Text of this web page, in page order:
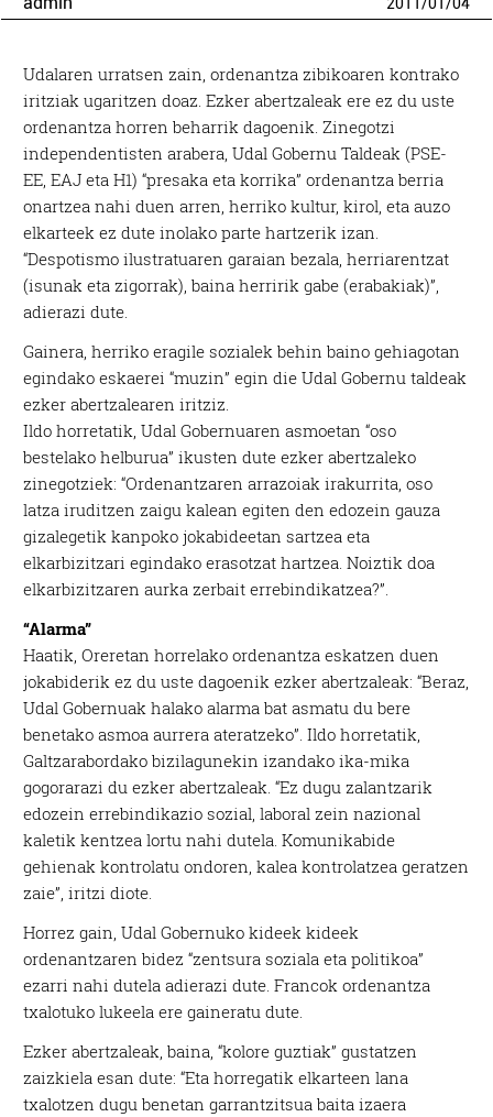
Udalaren urratsen zain, ordenantza zibikoaren kontrako
iritziak ugaritzen doaz. Ezker abertzaleak ere ez du uste
ordenantza horren beharrik dagoenik. Zinegotzi
independentisten arabera, Udal Gobernu Taldeak (PSE-
EE, EAJ eta H1) “presaka eta korrika” ordenantza berria
onartzea nahi duen arren, herriko kultur, kirol, eta auzo
elkarteek ez dute inolako parte hartzerik izan.
“Despotismo ilustratuaren garaian bezala, herriarentzat
(isunak eta zigorrak), baina herririk gabe (erabakiak)”,
adierazi dute.
Gainera, herriko eragile sozialek behin baino gehiagotan
egindako eskaerei “muzin” egin die Udal Gobernu taldeak
ezker abertzalearen iritziz.
Ildo horretatik, Udal Gobernuaren asmoetan “oso
bestelako helburua” ikusten dute ezker abertzaleko
zinegotziek: “Ordenantzaren arrazoiak irakurrita, oso
latza iruditzen zaigu kalean egiten den edozein gauza
gizalegetik kanpoko jokabideetan sartzea eta
elkarbizitzari egindako erasotzat hartzea. Noiztik doa
elkarbizitzaren aurka zerbait errebindikatzea?”.
“Alarma”
Haatik, Oreretan horrelako ordenantza eskatzen duen
jokabiderik ez du uste dagoenik ezker abertzaleak: “Beraz,
Udal Gobernuak halako alarma bat asmatu du bere
benetako asmoa aurrera ateratzeko”. Ildo horretatik,
Galtzarabordako bizilagunekin izandako ika-mika
gogorarazi du ezker abertzaleak. “Ez dugu zalantzarik
edozein errebindikazio sozial, laboral zein nazional
kaletik kentzea lortu nahi dutela. Komunikabide
gehienak kontrolatu ondoren, kalea kontrolatzea geratzen
zaie”, iritzi diote.
Horrez gain, Udal Gobernuko kideek kideek
ordenantzaren bidez “zentsura soziala eta politikoa”
ezarri nahi dutela adierazi dute. Francok ordenantza
txalotuko lukeela ere gaineratu dute.
Ezker abertzaleak, baina, “kolore guztiak” gustatzen
zaizkiela esan dute: “Eta horregatik elkarteen lana
txalotzen dugu benetan garrantzitsua baita izaera